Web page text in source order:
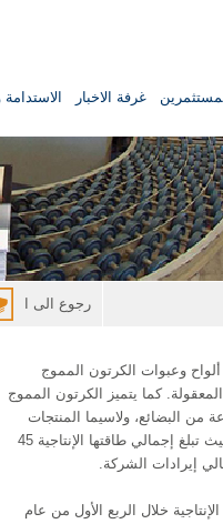
غرفة الاخبار
رجوع الى
وعبوات الكرتون المموج
المعقولة. كما يتميز الكرتون المموج
البضائع، ولاسيما المنتجات
الغذائية. وتحتل الشركة حصة 10% من سوق صناعة الكرتون المموج في مصر، حيث تبلغ إجمالي طاقتها الإنتاجية 45
خلال الربع الأول من عام